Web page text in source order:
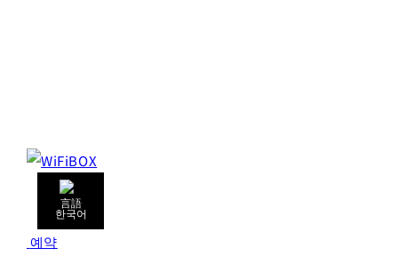
한국어
예약